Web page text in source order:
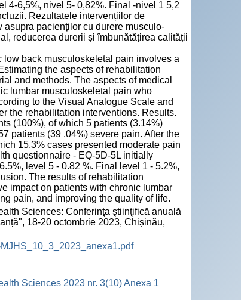
4-6,5%, nivel 5- 0,82%. Final -nivel 1 5,2
Rezultatele intervențiilor de
pacienților cu durere musculo-
reducerea durerii și îmbunătățirea calității
back musculoskeletal pain involves a
the aspects of rehabilitation
and methods. The aspects of medical
lumbar musculoskeletal pain who
to the Visual Analogue Scale and
the rehabilitation interventions. Results.
(100%), of which 5 patients (3.14%)
patients (39 .04%) severe pain. After the
15.3% cases presented moderate pain
questionnaire - EQ-5D-5L initially
level 5 - 0.82 %. Final level 1 - 5.2%,
The results of rehabilitation
impact on patients with chronic lumbar
pain, and improving the quality of life.
Sciences: Conferinţa ştiinţifică anuală
18-20 octombrie 2023, Chișinău,
Sciences 2023 nr. 3(10) Anexa 1